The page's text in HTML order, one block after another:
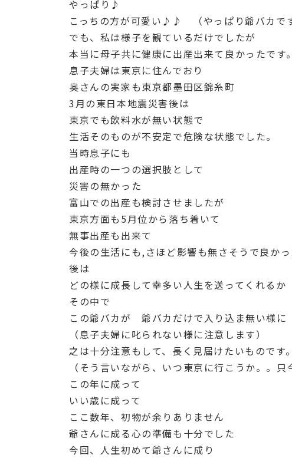
やっぱり♪
こっちの方が可愛い♪♪ （やっぱり爺バカ
でも、私は様子を観ているだけでしたが
本当に母子共に健康に出産出来て良かったです。
息子夫婦は東京に住んでおり
奥さんの実家も東京都墨田区錦糸町
3月の東日本地震災害後は
東京でも飲料水が無い状態で
生活そのものが不安定で危険な状態でした。
当時息子にも
出産時の一つの選択肢として
災害の無かった
富山での出産も検討させましたが
東京方面も5月位から落ち着いて
無事出産も出来て
今後の生活にも,さほど影響も無さそうで良かっ
後は
どの様に成長して幸多い人生を送ってくれるか
その中で
この爺バカが 爺バカだけで入り込ま無い様に
（息子夫婦に叱られない様に注意します）
之は十分注意もして、長く見届けたいものです。
（そう言いながら、いつ東京に行こうか。。只
この年に成って
いい歳に成って
ここ数年、初物が余りありません
爺さんに成る心の準備も十分でした
今回、人生初めて爺さんに成り